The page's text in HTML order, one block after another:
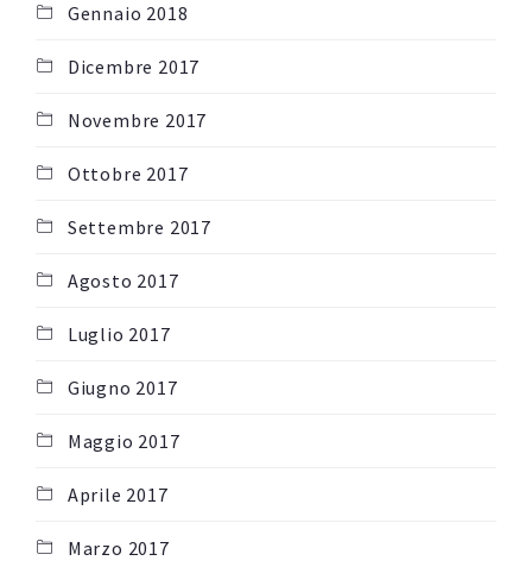
Gennaio 2018
Dicembre 2017
Novembre 2017
Ottobre 2017
Settembre 2017
Agosto 2017
Luglio 2017
Giugno 2017
Maggio 2017
Aprile 2017
Marzo 2017